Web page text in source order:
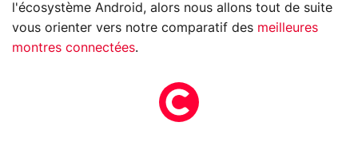
l'écosystème Android, alors nous allons tout de suite
vous orienter vers notre comparatif des meilleures
montres connectées.